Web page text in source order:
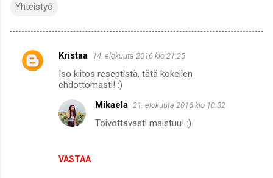
Yhteistyö
K
Kristaa 14. elokuuta 2016 klo 21.25
Iso kiitos reseptistä, tätä kokeilen
ehdottomasti! :)
VASTAA
Mikaela 21. elokuuta 2016 klo 10.32
Toivottavasti maistuu! :)